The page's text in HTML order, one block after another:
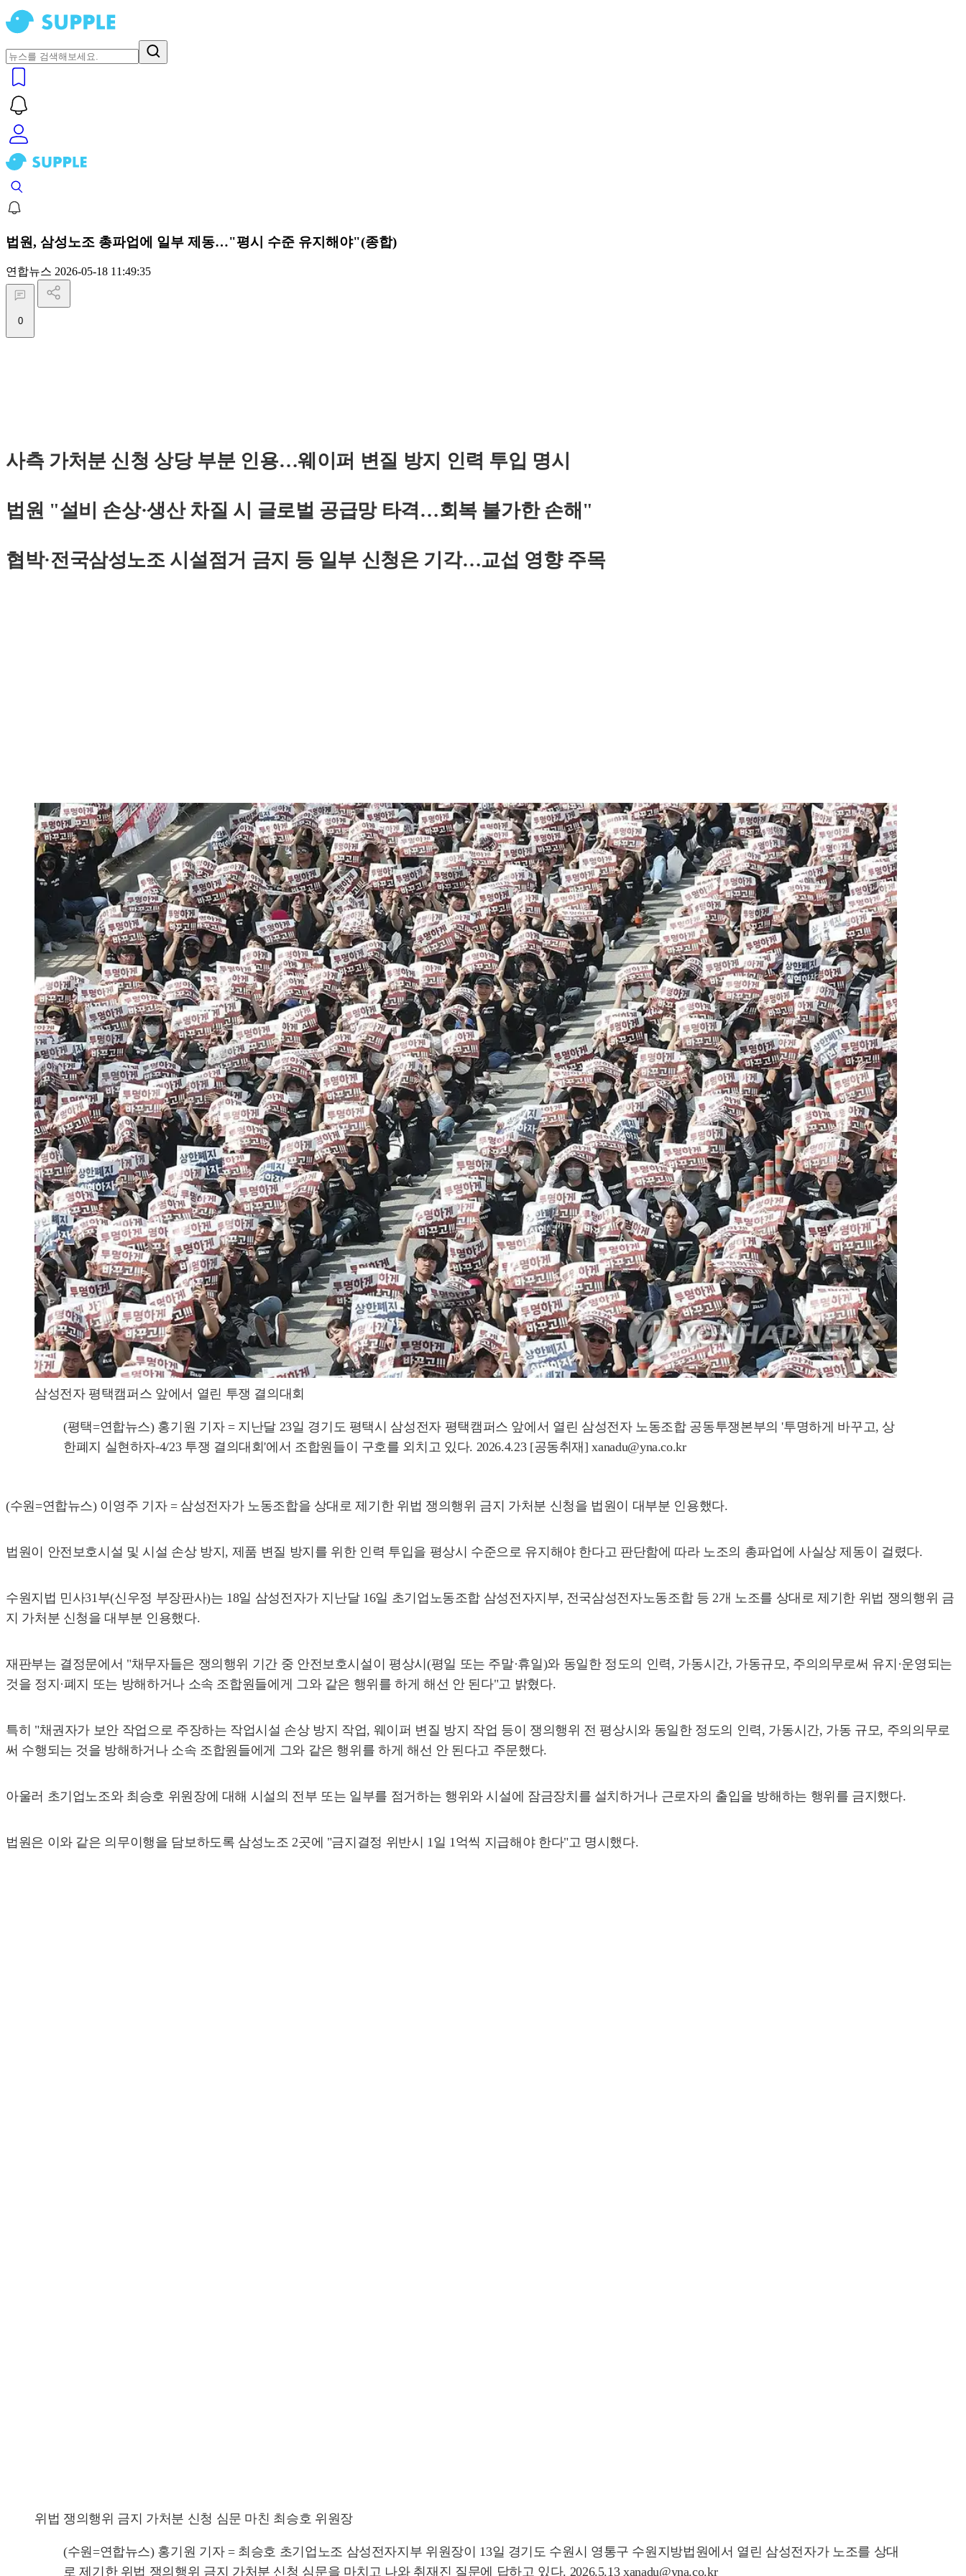
법원, 삼성노조 총파업에 일부 제동…"평시 수준 유지해야"(종합)
연합뉴스 2026-05-18 11:49:35
0
사측 가처분 신청 상당 부분 인용…웨이퍼 변질 방지 인력 투입 명시
법원 "설비 손상·생산 차질 시 글로벌 공급망 타격…회복 불가한 손해"
협박·전국삼성노조 시설점거 금지 등 일부 신청은 기각…교섭 영향 주목
삼성전자 평택캠퍼스 앞에서 열린 투쟁 결의대회
(평택=연합뉴스) 홍기원 기자 = 지난달 23일 경기도 평택시 삼성전자 평택캠퍼스 앞에서 열린 삼성전자 노동조합 공동투쟁본부의 '투명하게 바꾸고, 상
한폐지 실현하자-4/23 투쟁 결의대회'에서 조합원들이 구호를 외치고 있다. 2026.4.23 [공동취재] xanadu@yna.co.kr
(수원=연합뉴스) 이영주 기자 = 삼성전자가 노동조합을 상대로 제기한 위법 쟁의행위 금지 가처분 신청을 법원이 대부분 인용했다.
법원이 안전보호시설 및 시설 손상 방지, 제품 변질 방지를 위한 인력 투입을 평상시 수준으로 유지해야 한다고 판단함에 따라 노조의 총파업에 사실상 제동이 걸렸다.
수원지법 민사31부(신우정 부장판사)는 18일 삼성전자가 지난달 16일 초기업노동조합 삼성전자지부, 전국삼성전자노동조합 등 2개 노조를 상대로 제기한 위법 쟁의행위 금
지 가처분 신청을 대부분 인용했다.
재판부는 결정문에서 "채무자들은 쟁의행위 기간 중 안전보호시설이 평상시(평일 또는 주말·휴일)와 동일한 정도의 인력, 가동시간, 가동규모, 주의의무로써 유지·운영되는
것을 정지·폐지 또는 방해하거나 소속 조합원들에게 그와 같은 행위를 하게 해선 안 된다"고 밝혔다.
특히 "채권자가 보안 작업으로 주장하는 작업시설 손상 방지 작업, 웨이퍼 변질 방지 작업 등이 쟁의행위 전 평상시와 동일한 정도의 인력, 가동시간, 가동 규모, 주의의무로
써 수행되는 것을 방해하거나 소속 조합원들에게 그와 같은 행위를 하게 해선 안 된다고 주문했다.
아울러 초기업노조와 최승호 위원장에 대해 시설의 전부 또는 일부를 점거하는 행위와 시설에 잠금장치를 설치하거나 근로자의 출입을 방해하는 행위를 금지했다.
법원은 이와 같은 의무이행을 담보하도록 삼성노조 2곳에 "금지결정 위반시 1일 1억씩 지급해야 한다"고 명시했다.
위법 쟁의행위 금지 가처분 신청 심문 마친 최승호 위원장
(수원=연합뉴스) 홍기원 기자 = 최승호 초기업노조 삼성전자지부 위원장이 13일 경기도 수원시 영통구 수원지방법원에서 열린 삼성전자가 노조를 상대
로 제기한 위법 쟁의행위 금지 가처분 신청 심문을 마치고 나와 취재진 질문에 답하고 있다. 2026.5.13 xanadu@yna.co.kr